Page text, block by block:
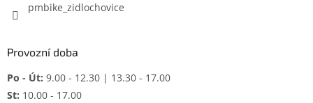
pmbike_zidlochovice
Provozní doba
Po - Út: 9.00 - 12.30 | 13.30 - 17.00
St: 10.00 - 17.00